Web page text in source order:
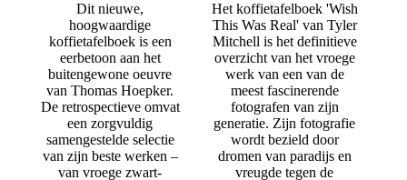
Dit nieuwe,
hoogwaardige
koffietafelboek is een
eerbetoon aan het
buitengewone oeuvre
van Thomas Hoepker.
De retrospectieve omvat
een zorgvuldig
samengestelde selectie
van zijn beste werken –
van vroege zwart-
Het koffietafelboek 'Wish
This Was Real' van Tyler
Mitchell is het definitieve
overzicht van het vroege
werk van een van de
meest fascinerende
fotografen van zijn
generatie. Zijn fotografie
wordt bezield door
dromen van paradijs en
vreugde tegen de